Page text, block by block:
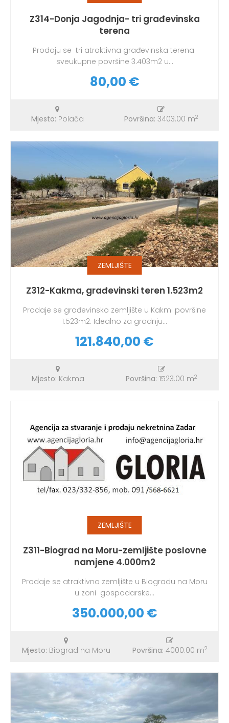
Z314-Donja Jagodnja- tri građevinska
terena
Prodaju se tri atraktivna građevinska terena
sveukupne površine 3.403m2 u...
80,00 €
Mjesto: Polača Površina: 3403.00 m2
ZEMLJIŠTE
Z312-Kakma, građevinski teren 1.523m2
Prodaje se građevinsko zemljište u Kakmi površine
1.523m2. Idealno za gradnju...
121.840,00 €
Mjesto: Kakma Površina: 1523.00 m2
ZEMLJIŠTE
Z311-Biograd na Moru-zemljište poslovne
namjene 4.000m2
Prodaje se atraktivno zemljište u Biogradu na Moru
u zoni gospodarske...
350.000,00 €
Mjesto: Biograd na Moru Površina: 4000.00 m2